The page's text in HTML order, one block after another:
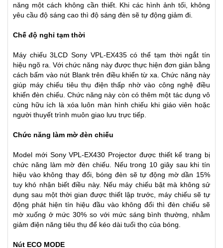
năng một cách không cần thiết. Khi các hình ảnh tối, không
yêu cầu độ sáng cao thì độ sáng đèn sẽ tự động giảm đi.
Chế độ nghỉ tạm thời
Máy chiếu 3LCD Sony VPL-EX435 có thể tạm thời ngắt tín
hiệu ngõ ra. Với chức năng này được thực hiện đơn giản bằng
cách bấm vào nút Blank trên điều khiển từ xa. Chức năng này
giúp máy chiếu tiêu thụ điện thấp nhờ vào công nghệ điều
khiển đèn chiếu. Chức năng này còn có thêm một tác dụng vô
cùng hữu ích là xóa luôn màn hình chiếu khi giáo viên hoặc
người thuyết trình muôn giao lưu trực tiếp.
Chức năng làm mờ đèn chiếu
Model mới Sony VPL-EX430 Projector được thiết kế trang bị
chức năng làm mờ đèn chiếu. Nếu trong 10 giây sau khi tín
hiệu vào không thay đổi, bóng đèn sẽ tự động mờ dần 15%
tuy khó nhận biết điều này. Nếu máy chiếu bật mà không sử
dụng sau một thời gian được thiết lập trước, máy chiếu sẽ tự
động phát hiện tín hiệu đầu vào không đổi thì đèn chiếu sẽ
mờ xuống ở mức 30% so với mức sáng bình thường, nhằm
giảm điện năng tiêu thụ để kéo dài tuổi thọ của bóng.
Nút ECO MODE